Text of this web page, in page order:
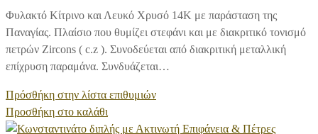
Φυλακτό Κίτρινο και Λευκό Χρυσό 14Κ με παράσταση της
Παναγίας. Πλαίσιο που θυμίζει στεφάνι και με διακριτικό τονισμό
πετρών Zircons ( c.z ). Συνοδεύεται από διακριτική μεταλλική
επίχρυση παραμάνα. Συνδυάζεται…
Πρόσθήκη στην λίστα επιθυμιών
Προσθήκη στο καλάθι